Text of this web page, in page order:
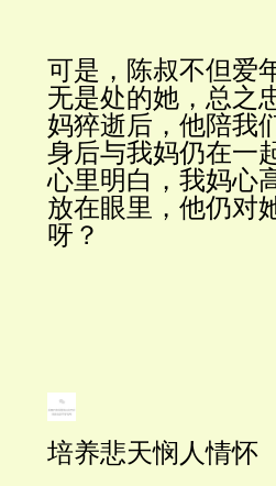
可是，陈叔不但爱
无是处的她，总之
妈猝逝后，他陪我
身后与我妈仍在一
心里明白，我妈心
放在眼里，他仍对
呀？
培养悲天悯人情怀